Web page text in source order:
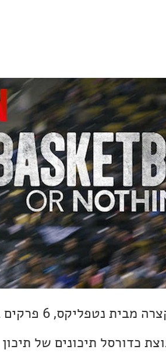
"כדורסל או כלום" היא סדרה
כדורסל תיכונים של תיכון